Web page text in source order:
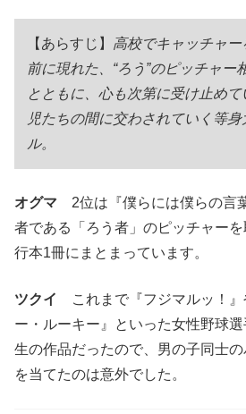
【あらすじ】 高校でキャッチャ
前に現れた、“ろう”のピッチャー
とともに、心も次第に受け止め
児たちの間に交わされていく等
ル。
オグマ 2位は『僕らには僕らの言
者である「ろう者」のピッチャー
行本1冊にまとまっています。
ツクイ
これまで『フジマルッ！
ー・ルーキー』といった女性野球
生の作品だったので、男の子同士
を当てたのは意外でした。